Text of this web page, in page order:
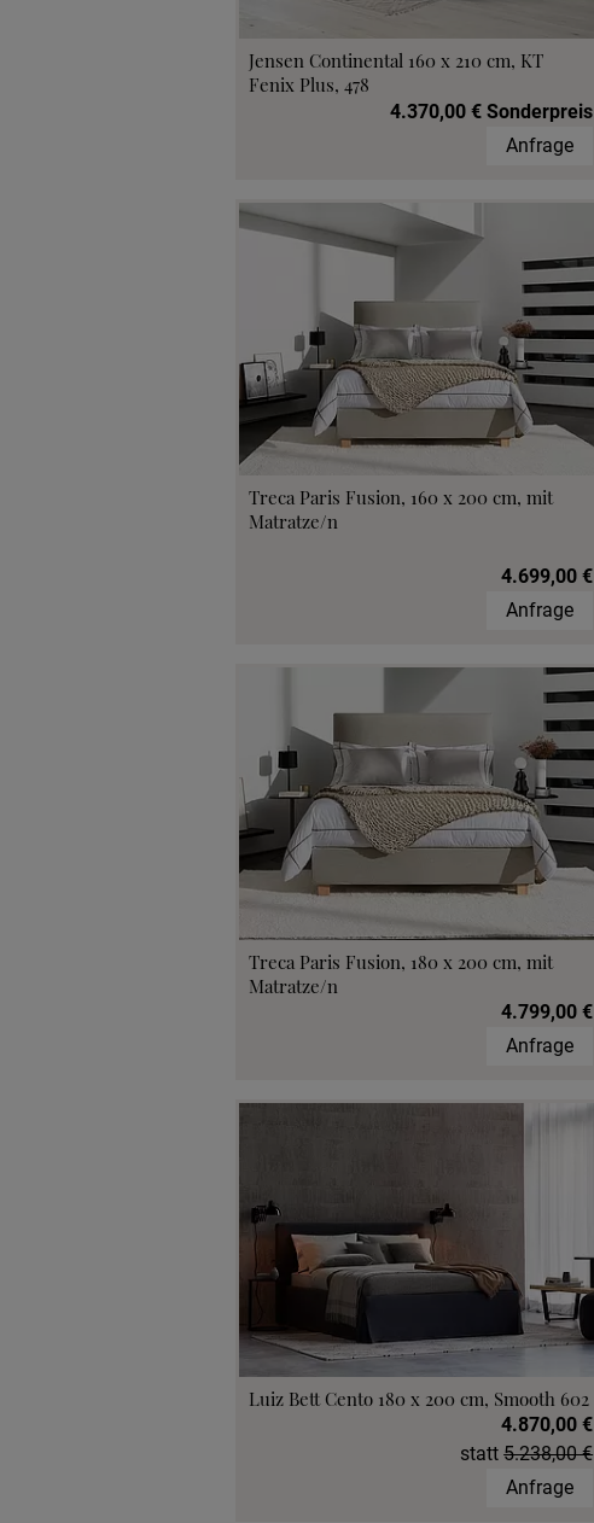
Jensen Continental 160 x 210 cm, KT
Fenix Plus, 478
4.370,00 € Sonderpreis
Anfrage
Treca Paris Fusion, 160 x 200 cm, mit
Matratze/n
4.699,00 €
Anfrage
Treca Paris Fusion, 180 x 200 cm, mit
Matratze/n
4.799,00 €
Anfrage
Luiz Bett Cento 180 x 200 cm, Smooth 602
4.870,00 €
statt5.238,00 €
Anfrage